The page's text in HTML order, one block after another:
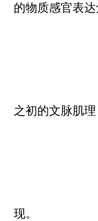
的物质感官表
之初的文脉肌
现。